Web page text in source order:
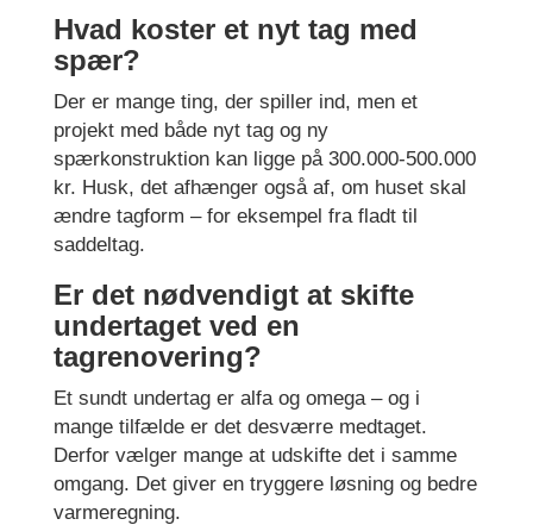
Hvad koster et nyt tag med
spær?
Der er mange ting, der spiller ind, men et
projekt med både nyt tag og ny
spærkonstruktion kan ligge på 300.000-500.000
kr. Husk, det afhænger også af, om huset skal
ændre tagform – for eksempel fra fladt til
saddeltag.
Er det nødvendigt at skifte
undertaget ved en
tagrenovering?
Et sundt undertag er alfa og omega – og i
mange tilfælde er det desværre medtaget.
Derfor vælger mange at udskifte det i samme
omgang. Det giver en tryggere løsning og bedre
varmeregning.